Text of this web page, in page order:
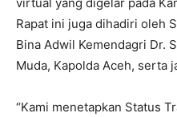
Rapat ini juga dihadiri oleh
Bina Adwil Kemendagri Dr.
Muda, Kapolda Aceh, serta
“Kami menetapkan Status